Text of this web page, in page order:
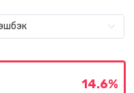
14.6%